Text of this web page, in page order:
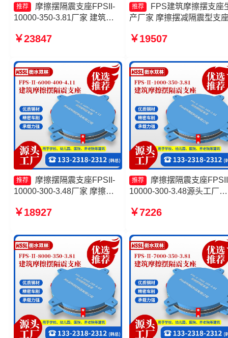
推荐
摩擦摆隔震支座FPSII-
10000-350-3.81厂家 建筑隔
隔隔震支座一个多少钱 摩擦摆
3.81厂家
￥23847
推荐
FPS建筑摩擦摆支座
产厂家 摩擦摆减隔震型支
座生产厂家 建筑摩擦隔震
￥19507
推荐
摩擦摆隔震支座FPSII-
10000-300-3.48厂家 摩擦摆
隔振支座生产厂家 摩擦摆隔震
家
￥18927
推荐
摩擦摆隔震支座
10000-300-3.48源头工厂
摩擦摆隔震支座FPSII-
Ⅱ-2000-500-3.8厂家
￥7226